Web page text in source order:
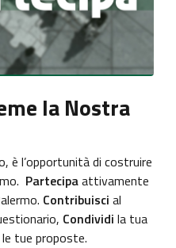
la Nostra
è l’opportunità di costruire
Partecipaattivamente
Contribuisci al
Condividi la tua
tue proposte.